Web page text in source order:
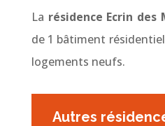
La résidence Ecrin des
de 1 bâtiment
logements neufs.
Autres